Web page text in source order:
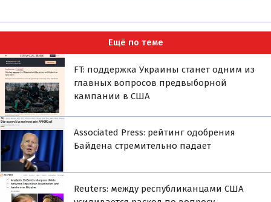
Ещё по теме
FT: поддержка Украины станет одним из
главных вопросов предвыборной
кампании в США
Associated Press: рейтинг одобрения
Байдена стремительно падает
Reuters: между республиканцами США